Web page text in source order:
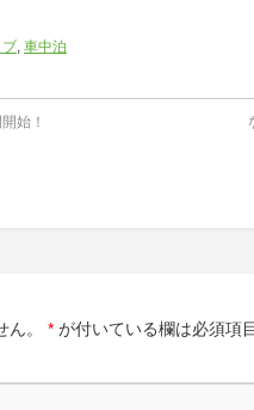
ブ, 車中泊
始！
。 * が付いている欄は必須項